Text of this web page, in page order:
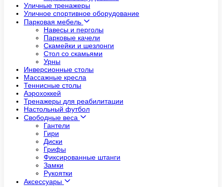
Уличные тренажеры
Уличное спортивное оборудование
Парковая мебель
Навесы и перголы
Парковые качели
Скамейки и шезлонги
Стол со скамьями
Урны
Инверсионные столы
Массажные кресла
Теннисные столы
Аэрохоккей
Тренажеры для реабилитации
Настольный футбол
Свободные веса
Гантели
Гири
Диски
Грифы
Фиксированные штанги
Замки
Рукоятки
Аксессуары